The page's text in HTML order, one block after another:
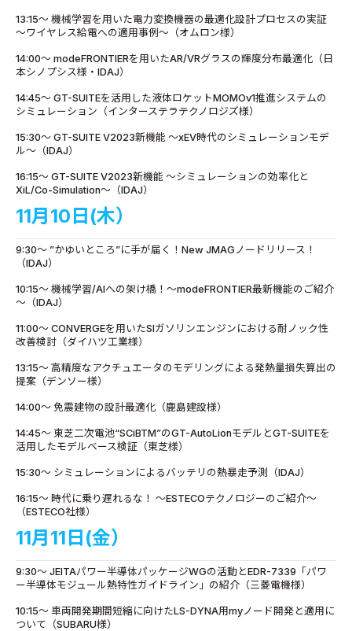
13:15～ 機械学習を用いた電力変換機器の最適化設計プロセスの実証
～ワイヤレス給電への適用事例～（オムロン様）
14:00～ modeFRONTIERを用いたAR/VRグラスの輝度分布最適化（日
本シノプシス様・IDAJ）
14:45～ GT-SUITEを活用した液体ロケットMOMOv1推進システムの
シミュレーション（インターステラテクノロジズ様）
15:30～ GT-SUITE V2023新機能 ～xEV時代のシミュレーションモデ
ル～（IDAJ）
16:15～ GT-SUITE V2023新機能 ～シミュレーションの効率化と
XiL/Co-Simulation～（IDAJ）
11月10日(木）
9:30～ ”かゆいところ”に手が届く！New JMAGノードリリース！
（IDAJ）
10:15～ 機械学習/AIへの架け橋！～modeFRONTIER最新機能のご紹介
～（IDAJ）
11:00～ CONVERGEを用いたSIガソリンエンジンにおける耐ノック性
改善検討（ダイハツ工業様）
13:15～ 高精度なアクチュエータのモデリングによる発熱量損失算出の
提案（デンソー様）
14:00～ 免震建物の設計最適化（鹿島建設様）
14:45～ 東芝二次電池“SCiBTM”のGT-AutoLionモデルとGT-SUITEを
活用したモデルベース検証（東芝様）
15:30～ シミュレーションによるバッテリの熱暴走予測（IDAJ）
16:15～ 時代に乗り遅れるな！ ～ESTECOテクノロジーのご紹介～
（ESTECO社様）
11月11日(金）
9:30～ JEITAパワー半導体パッケージWGの活動とEDR-7339「パワ
ー半導体モジュール熱特性ガイドライン」の紹介（三菱電機様）
10:15～ 車両開発期間短縮に向けたLS-DYNA用myノード開発と適用に
ついて（SUBARU様）